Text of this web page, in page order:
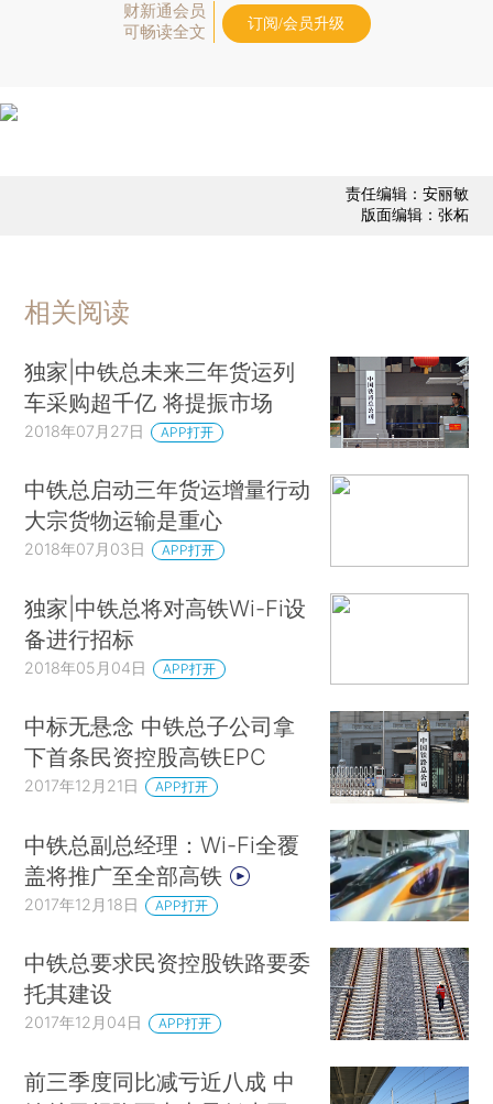
财新通会员
可畅读全文
订阅/会员升级
责任编辑：安丽敏
版面编辑：张柘
相关阅读
独家|中铁总未来三年货运列
车采购超千亿 将提振市场
2018年07月27日 APP打开
中铁总启动三年货运增量行动
大宗货物运输是重心
2018年07月03日 APP打开
独家|中铁总将对高铁Wi-Fi设
备进行招标
2018年05月04日 APP打开
中标无悬念 中铁总子公司拿
下首条民资控股高铁EPC
2017年12月21日 APP打开
中铁总副总经理：Wi-Fi全覆
盖将推广至全部高铁
2017年12月18日 APP打开
中铁总要求民资控股铁路要委
托其建设
2017年12月04日 APP打开
前三季度同比减亏近八成 中